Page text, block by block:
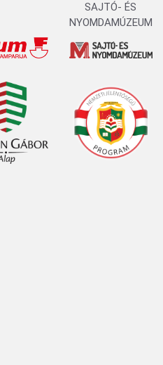
SAJTÓ- ÉS
NYOMDAMÚZEUM